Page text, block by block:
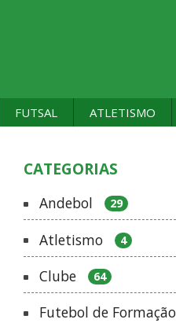
FUTSAL ATLETISMO
CATEGORIAS
Andebol 29
Atletismo 4
Clube 64
Futebol de Formação